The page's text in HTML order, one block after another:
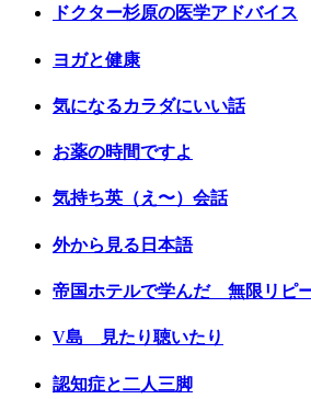
ドクター杉原の医学アドバイス
ヨガと健康
気になるカラダにいい話
お薬の時間ですよ
気持ち英（え〜）会話
外から見る日本語
帝国ホテルで学んだ 無限リピ
V島 見たり聴いたり
認知症と二人三脚